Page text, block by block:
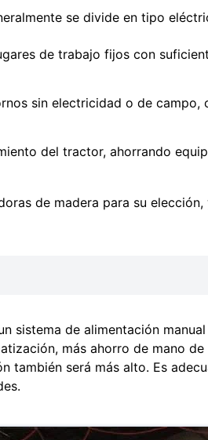
se divide en tipo
de trabajo fijos con
sin electricidad o de
del tractor, ahorrando
de madera para su
sistema de alimentación
más ahorro de mano
también será más alto. Es